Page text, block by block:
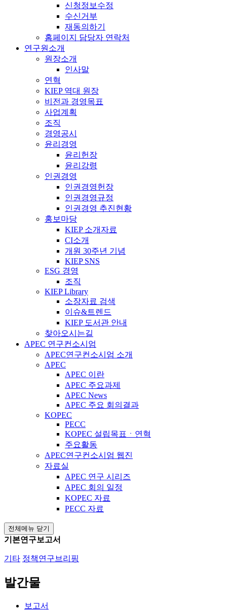
신청정보수정
수신거부
재동의하기
홈페이지 담당자 연락처
연구원소개
원장소개
인사말
연혁
KIEP 역대 원장
비전과 경영목표
사업계획
조직
경영공시
윤리경영
윤리헌장
윤리강령
인권경영
인권경영헌장
인권경영규정
인권경영 추진현황
홍보마당
KIEP 소개자료
CI소개
개원 30주년 기념
KIEP SNS
ESG 경영
조직
KIEP Library
소장자료 검색
이슈&트렌드
KIEP 도서관 안내
찾아오시는길
APEC 연구컨소시엄
APEC연구컨소시엄 소개
APEC
APEC 이란
APEC 주요과제
APEC News
APEC 주요 회의결과
KOPEC
PECC
KOPEC 설립목표ㆍ연혁
주요활동
APEC연구컨소시엄 웹진
자료실
APEC 연구 시리즈
APEC 회의 일정
KOPEC 자료
PECC 자료
전체메뉴 닫기
기본연구보고서
기타 정책연구브리핑
발간물
보고서